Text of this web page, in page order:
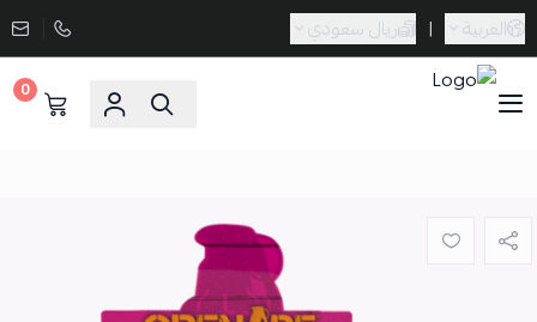
العربية | ريال سعودي
0